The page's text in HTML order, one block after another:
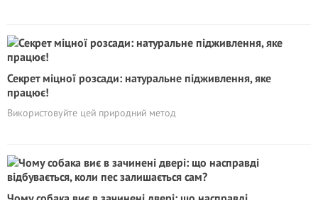
Секрет міцної розсади: натуральне підживлення, яке
працює!
Використовуйте цей природний метод